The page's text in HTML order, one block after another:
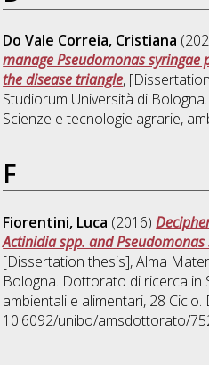
Do Vale Correia, Cristiana
manage Pseudomonas
the disease triangle,
Studiorum Università di
Scienze e tecnologie agrarie,
F
Fiorentini, Luca (2016)
Actinidia spp. and Pseudomonas
[Dissertation thesis], Alma
Bologna. Dottorato di ricerca in
ambientali e alimentari, 28 Ciclo.
10.6092/unibo/amsdottorato/